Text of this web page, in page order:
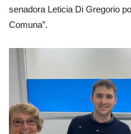
senadora Leticia Di Gregorio
Comuna”.